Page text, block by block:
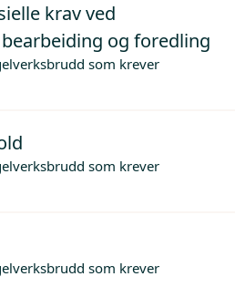
krav ved
og foredling
som krever
som krever
som krever